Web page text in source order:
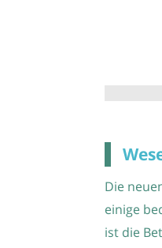
Die
einige
ist die